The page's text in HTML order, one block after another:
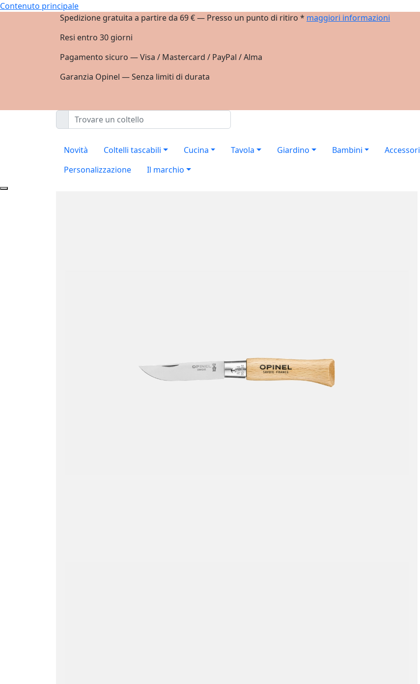
Contenuto principale
Spedizione gratuita a partire da 69 € — Presso un punto di ritiro * maggiori informazioni
Resi entro 30 giorni
Pagamento sicuro — Visa / Mastercard / PayPal / Alma
Garanzia Opinel — Senza limiti di durata
Novità Coltelli tascabili Cucina Tavola Giardino Bambini Accessori
Personalizzazione
Il marchio